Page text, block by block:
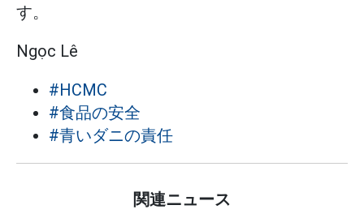
す。
Ngọc Lê
#HCMC
#食品の安全
#青いダニの責任
関連ニュース